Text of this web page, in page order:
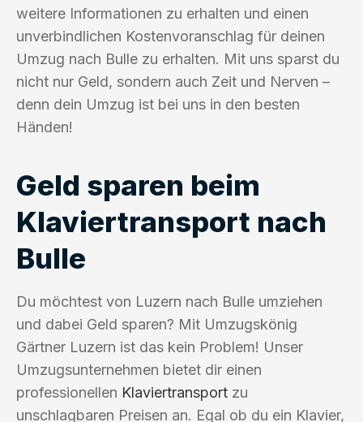
weitere Informationen zu erhalten und einen
unverbindlichen Kostenvoranschlag für deinen
Umzug nach Bulle zu erhalten. Mit uns sparst du
nicht nur Geld, sondern auch Zeit und Nerven –
denn dein Umzug ist bei uns in den besten
Händen!
Geld sparen beim
Klaviertransport nach
Bulle
Du möchtest von Luzern nach Bulle umziehen
und dabei Geld sparen? Mit Umzugskönig
Gärtner Luzern ist das kein Problem! Unser
Umzugsunternehmen bietet dir einen
professionellen Klaviertransport zu
unschlagbaren Preisen an. Egal ob du ein Klavier,